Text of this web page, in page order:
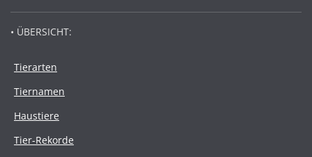
• ÜBERSICHT:
Tierarten
Tiernamen
Haustiere
Tier-Rekorde